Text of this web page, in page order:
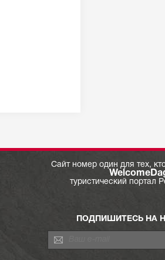
Сайт номер один для тех,
туристический портал
ПОДПИШИТЕСЬ НА